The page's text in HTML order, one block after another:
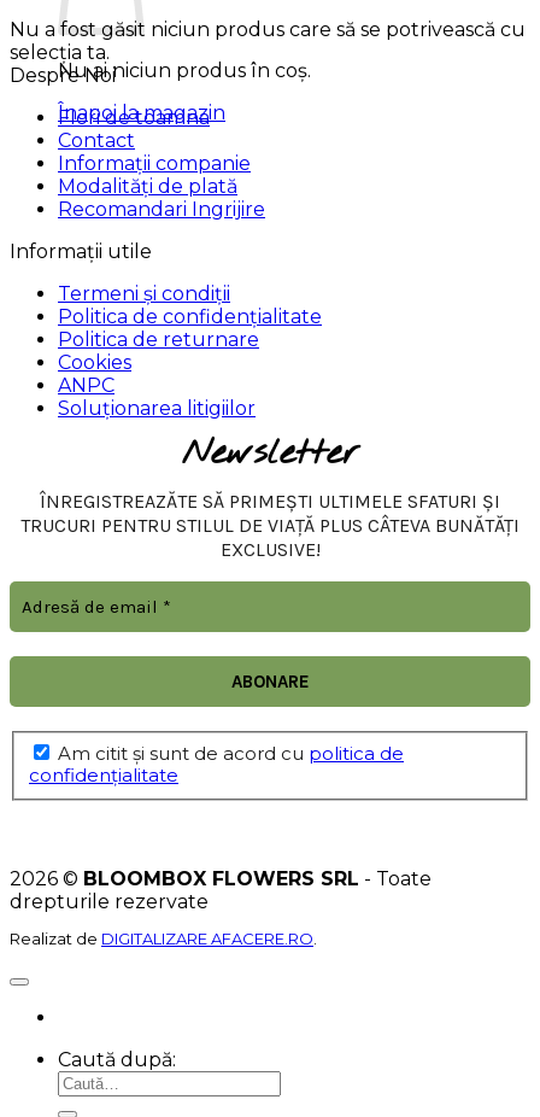
Nu ai niciun produs în coș.
Înapoi la magazin
Nu a fost găsit niciun produs care să se potrivească cu
selecția ta.
Despre Noi
Flori de toamna
Contact
Informații companie
Modalități de plată
Recomandari Ingrijire
Informații utile
Termeni și condiții
Politica de confidențialitate
Politica de returnare
Cookies
ANPC
Soluționarea litigiilor
Newsletter
ÎNREGISTREAZĂTE SĂ PRIMEȘTI ULTIMELE SFATURI ȘI
TRUCURI PENTRU STILUL DE VIAȚĂ PLUS CÂTEVA BUNĂTĂȚI
EXCLUSIVE!
Am citit şi sunt de acord cu politica de
confidențialitate
2026 © BLOOMBOX FLOWERS SRL - Toate
drepturile rezervate
Realizat de DIGITALIZARE AFACERE.RO
Caută după: